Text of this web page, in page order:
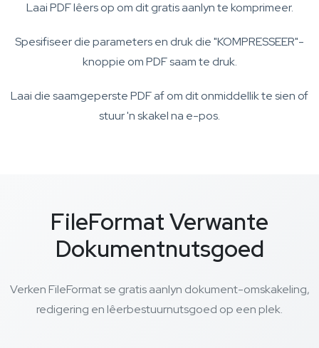
Laai PDF lêers op om dit gratis aanlyn te komprimeer.
Spesifiseer die parameters en druk die "KOMPRESSEER"-
knoppie om PDF saam te druk.
Laai die saamgeperste PDF af om dit onmiddellik te sien of
stuur 'n skakel na e-pos.
FileFormat Verwante
Dokumentnutsgoed
Verken FileFormat se gratis aanlyn dokument-omskakeling,
redigering en lêerbestuurnutsgoed op een plek.